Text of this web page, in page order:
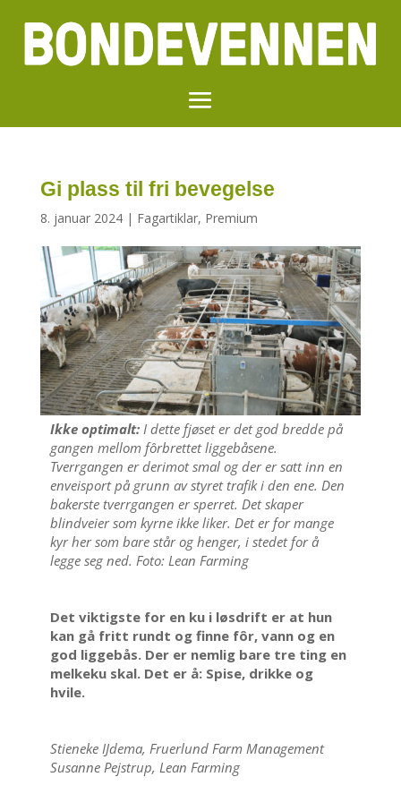
Gi plass til fri bevegelse
8. januar 2024| Fagartiklar, Premium
Ikke optimalt:I dette fjøset er det god bredde på
gangen mellom fôrbrettet liggebåsene.
Tverrgangen er derimot smal og der er satt inn en
enveisport på grunn av styret trafik i den ene. Den
bakerste tverrgangen er sperret. Det skaper
blindveier som kyrne ikke liker. Det er for mange
kyr her som bare står og henger, i stedet for å
legge seg ned. Foto: Lean Farming
Det viktigste for en ku i løsdrift er at hun
kan gå fritt rundt og finne fôr, vann og en
god liggebås. Der er nemlig bare tre ting en
melkeku skal. Det er å: Spise, drikke og
hvile.
Stieneke IJdema, Fruerlund Farm Management
Susanne Pejstrup, Lean Farming